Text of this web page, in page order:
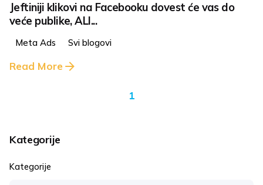
Jeftiniji klikovi na Facebooku dovest će vas do
veće publike, ALI...
Meta Ads Svi blogovi
Read More
1
Kategorije
Kategorije